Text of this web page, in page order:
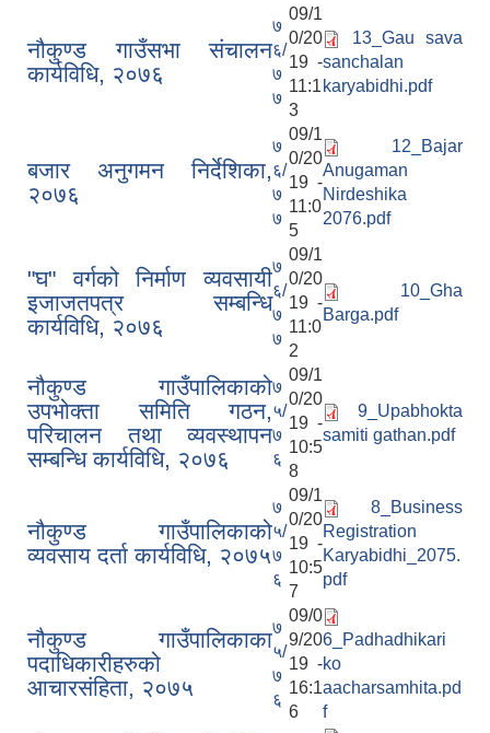
नौकुण्ड गाउँसभा संचालन
कार्यविधि, २०७६
७
६/
७
७
09/1
0/20
19 -
11:1
3
13_Gau sava
sanchalan
karyabidhi.pdf
बजार अनुगमन निर्देशिका,
२०७६
७
६/
७
७
09/1
0/20
19 -
11:0
5
12_Bajar
Anugaman
Nirdeshika
2076.pdf
"घ" वर्गको निर्माण व्यवसायी
इजाजतपत्र सम्बन्धि
कार्यविधि, २०७६
७
६/
७
७
09/1
0/20
19 -
11:0
2
10_Gha
Barga.pdf
नौकुण्ड गाउँपालिकाको
उपभोक्ता समिति गठन,
परिचालन तथा व्यवस्थापन
सम्बन्धि कार्यविधि, २०७६
७
५/
७
६
09/1
0/20
19 -
10:5
8
9_Upabhokta
samiti gathan.pdf
नौकुण्ड गाउँपालिकाको
व्यवसाय दर्ता कार्यविधि, २०७५
७
५/
७
६
09/1
0/20
19 -
10:5
7
8_Business
Registration
Karyabidhi_2075.
pdf
नौकुण्ड गाउँपालिकाका
पदाधिकारीहरुको
आचारसंहिता, २०७५
७
५/
७
६
09/0
9/20
19 -
16:1
6
6_Padhadhikari
ko
aacharsamhita.pd
f